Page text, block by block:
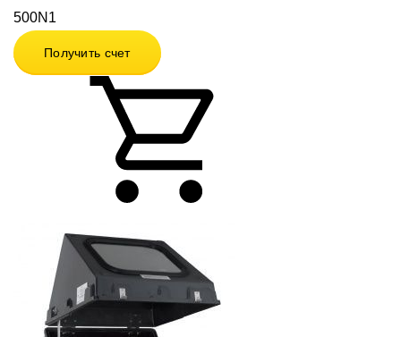
500N1
Получить счет